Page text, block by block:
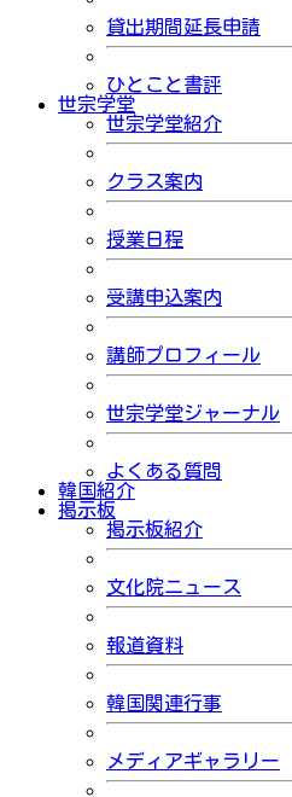
貸出期間延長申請
ひとこと書評
世宗学堂
世宗学堂紹介
クラス案内
授業日程
受講申込案内
講師プロフィール
世宗学堂ジャーナル
よくある質問
韓国紹介
掲示板
掲示板紹介
文化院ニュース
報道資料
韓国関連行事
メディアギャラリー